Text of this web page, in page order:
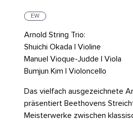
EW
Arnold String Trio:
Shuichi Okada | Violine
Manuel Vioque-Judde | Viola
Bumjun Kim | Violoncello
Das vielfach ausgezeichnete
präsentiert Beethovens
Meisterwerke zwischen